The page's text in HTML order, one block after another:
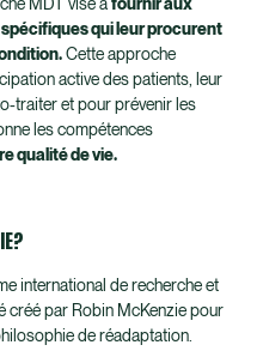
MDT vise àfournir aux
qui leur procurent
Cette approche
active des patients, leur
traiter et pour prévenir les
les compétences
qualité de vie.
international de recherche et
créé par Robin McKenzie pour
de réadaptation.